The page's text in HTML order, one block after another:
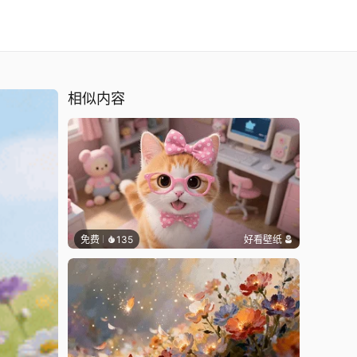
相似内容
免费 135 好看壁纸